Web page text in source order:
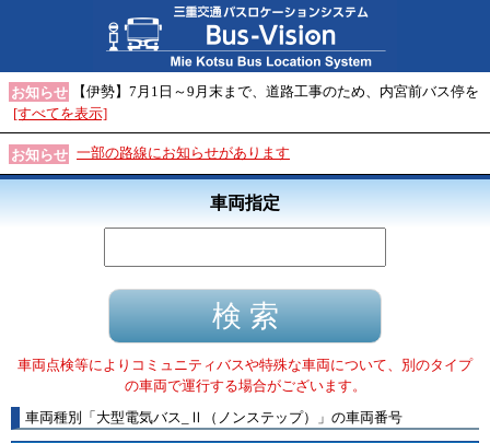
お知らせ
【伊勢】7月1日～9月末まで、道路工事のため、内宮前バス停を
[すべてを表示]
お知らせ 一部の路線にお知らせがあります
車両指定
車両点検等によりコミュニティバスや特殊な車両について、別のタイプ
の車両で運行する場合がございます。
車両種別
「 大型電気バス_Ⅱ（ノンステップ） 」 の車両番号